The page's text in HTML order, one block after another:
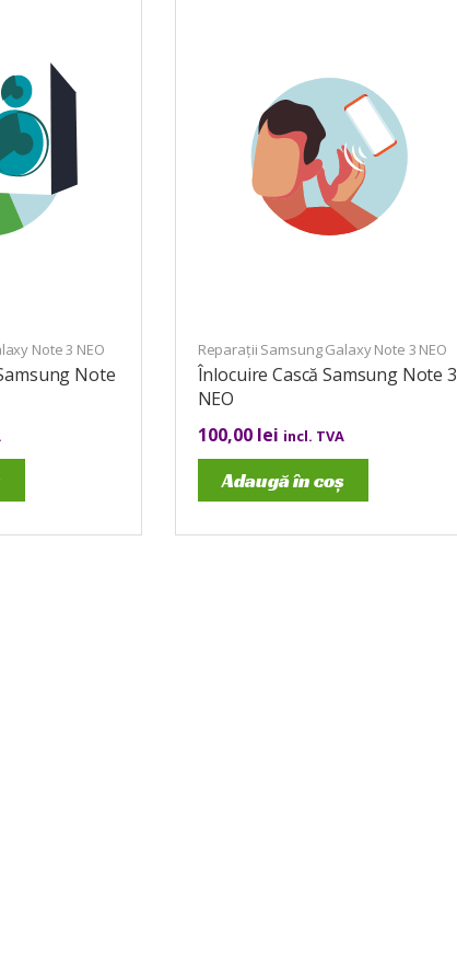
Note 3 NEO
Note
Reparații Samsung Galaxy Note 3 NEO
Înlocuire Cască Samsung Note 3
NEO
100,00 lei incl. TVA
Adaugă în coș